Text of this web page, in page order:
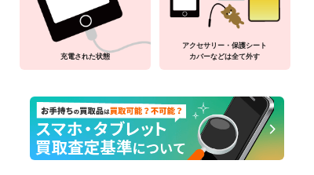
充電された状態
アクセサリー・保護シート
カバーなどは全て外す